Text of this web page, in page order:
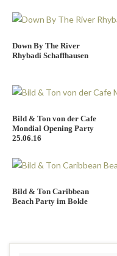
Down By The River
Rhybadi Schaffhausen
Bild & Ton von der Cafe
Mondial Opening Party
25.06.16
Bild & Ton Caribbean
Beach Party im Bokle